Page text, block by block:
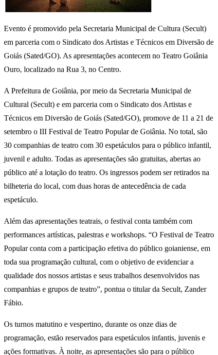
Evento é promovido pela Secretaria Municipal de Cultura (Secult)
em parceria com o Sindicato dos Artistas e Técnicos em Diversão de
Goiás (Sated/GO). As apresentações acontecem no Teatro Goiânia
Ouro, localizado na Rua 3, no Centro.
A Prefeitura de Goiânia, por meio da Secretaria Municipal de
Cultural (Secult) e em parceria com o Sindicato dos Artistas e
Técnicos em Diversão de Goiás (Sated/GO), promove de 11 a 21 de
setembro o III Festival de Teatro Popular de Goiânia. No total, são
30 companhias de teatro com 30 espetáculos para o público infantil,
juvenil e adulto. Todas as apresentações são gratuitas, abertas ao
público até a lotação do teatro. Os ingressos podem ser retirados na
bilheteria do local, com duas horas de antecedência de cada
espetáculo.
Além das apresentações teatrais, o festival conta também com
performances artísticas, palestras e workshops. “O Festival de Teatro
Popular conta com a participação efetiva do público goianiense, em
toda sua programação cultural, com o objetivo de evidenciar a
qualidade dos nossos artistas e seus trabalhos desenvolvidos nas
companhias e grupos de teatro”, pontua o titular da Secult, Zander
Fábio.
Os turnos matutino e vespertino, durante os onze dias de
programação, estão reservados para espetáculos infantis, juvenis e
ações formativas. À noite, as apresentações são para o público